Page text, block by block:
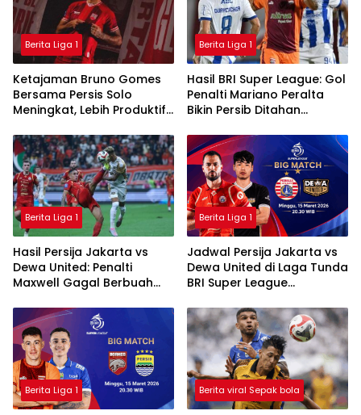
Berita Liga 1
Ketajaman Bruno Gomes
Bersama Persis Solo
Meningkat, Lebih Produktif
Padang
Berita Liga 1
Hasil BRI Super League: Gol
Penalti Mariano Peralta
Bikin Persib Ditahan
Berita Liga 1
Hasil Persija Jakarta vs
Dewa United: Penalti
Maxwell Gagal Berbuah
Ditahan Imbang
Berita Liga 1
Jadwal Persija Jakarta vs
Dewa United di Laga Tunda
BRI Super League
Berita Liga 1 Berita viral Sepak bola